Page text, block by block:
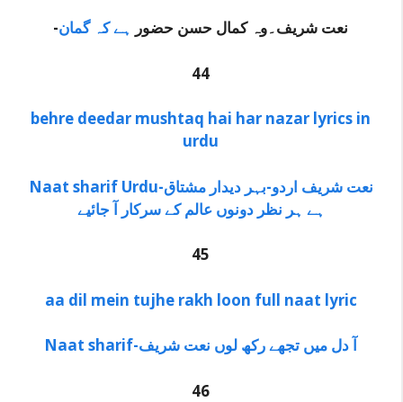
-نعت شریف۔وہ کمال حسن حضور ہے کہ گمان
44
behre deedar mushtaq hai har nazar lyrics in
urdu
Naat sharif Urdu-نعت شریف اردو-بہر دیدار مشتاق
ہے ہر نظر دونوں عالم کے سرکار آ جائیے
45
aa dil mein tujhe rakh loon full naat lyric
Naat sharif-آ دل میں تجھے رکھ لوں نعت شریف
46